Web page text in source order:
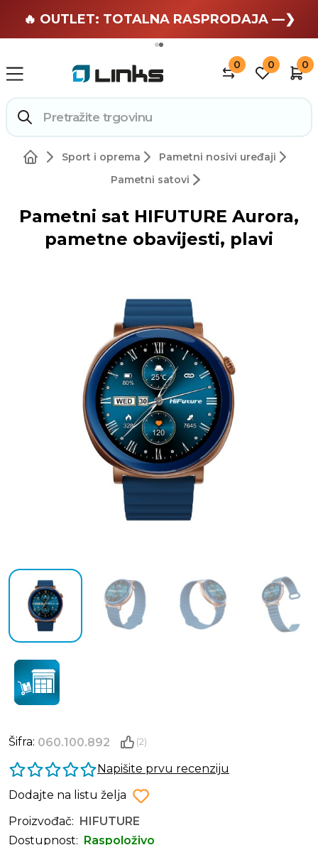
🏄 Zaslužuješ odmor —❯
🔥 OUTLET: TOTALNA RASPRODAJA —❯
0 0 0
Sport i oprema
Pametni nosivi uređaji
Pametni satovi
Pametni sat HIFUTURE Aurora,
pametne obavijesti, plavi
Šifra: 060.100.892 (2)
Napišite prvu recenziju
Dodajte na listu želja
Proizvođač:
HIFUTURE
Dostupnost:
Raspoloživo